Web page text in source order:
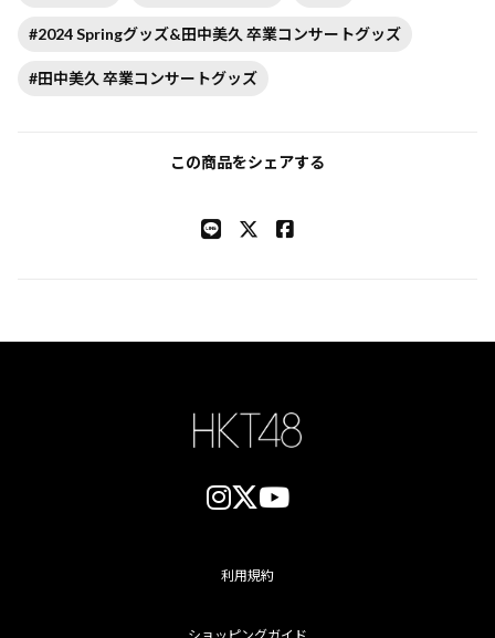
#2024 Springグッズ&田中美久 卒業コンサートグッズ
#田中美久 卒業コンサートグッズ
この商品をシェアする
利用規約